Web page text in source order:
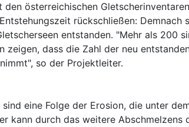
österreichischen
rückschließen: Demnach
entstanden. "Mehr als 200
zeigen, dass die Zahl der neu
so der Projektleiter.
eine Folge der Erosion, die unter
kann durch das weitere Abschmelzens